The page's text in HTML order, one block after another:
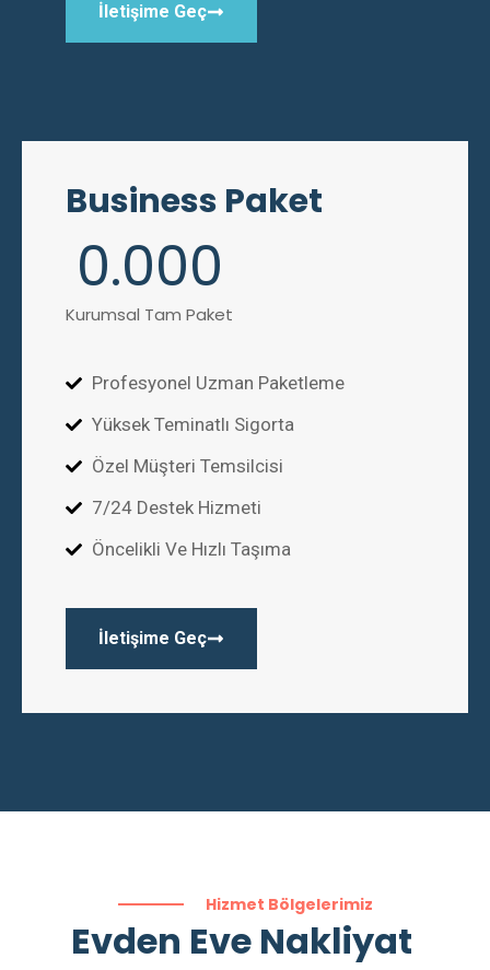
İletişime Geç
Business Paket
Kurumsal Tam Paket
0.000
Profesyonel Uzman Paketleme
Yüksek Teminatlı Sigorta
Özel Müşteri Temsilcisi
7/24 Destek Hizmeti
Öncelikli Ve Hızlı Taşıma
İletişime Geç
Hizmet Bölgelerimiz
Evden Eve Nakliyat ​